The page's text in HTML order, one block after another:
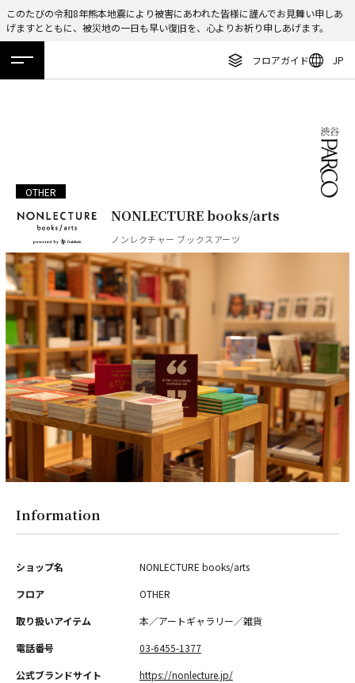
このたびの令和8年熊本地震により被害にあわれた皆様に謹んでお見舞い申しあ
げますとともに、被災地の一日も早い復旧を、心よりお祈り申しあげます。
フロアガイド JP
ホーム 特集 ニュース イベント アクセス
イベント・ポップアップ
ニュース
特集
TAX FREE
DELIVERY SERVICES
PARCOメンバーズ
オンラインストア
リクルート
ENGLISH
繁体字
日本語
OTHER
NONLECTURE books/arts
ノンレクチャー ブックスアーツ
Information
ショップ名
NONLECTURE books/arts
フロア
OTHER
取り扱いアイテム
本／アートギャラリー／雑貨
電話番号
03-6455-1377
公式ブランドサイト
https://nonlecture.jp/